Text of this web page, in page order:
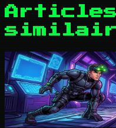
Articles